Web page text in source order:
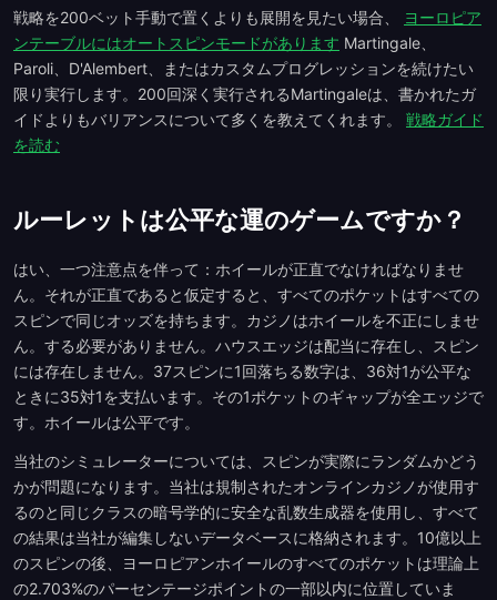
戦略を200ベット手動で置くよりも展開を見たい場合、
ヨーロピア
ンテーブルにはオートスピンモードがあります Martingale、
Paroli、D'Alembert、またはカスタムプログレッションを続けたい
限り実行します。200回深く実行されるMartingaleは、書かれたガ
イドよりもバリアンスについて多くを教えてくれます。
戦略ガイド
を読む
ルーレットは公平な運のゲームですか？
はい、一つ注意点を伴って：ホイールが正直でなければなりませ
ん。それが正直であると仮定すると、すべてのポケットはすべての
スピンで同じオッズを持ちます。カジノはホイールを不正にしませ
ん。する必要がありません。ハウスエッジは配当に存在し、スピン
には存在しません。37スピンに1回落ちる数字は、36対1が公平な
ときに35対1を支払います。その1ポケットのギャップが全エッジで
す。ホイールは公平です。
当社のシミュレーターについては、スピンが実際にランダムかどう
かが問題になります。当社は規制されたオンラインカジノが使用す
るのと同じクラスの暗号学的に安全な乱数生成器を使用し、すべて
の結果は当社が編集しないデータベースに格納されます。10億以上
のスピンの後、ヨーロピアンホイールのすべてのポケットは理論上
の2.703%のパーセンテージポイントの一部以内に位置していま